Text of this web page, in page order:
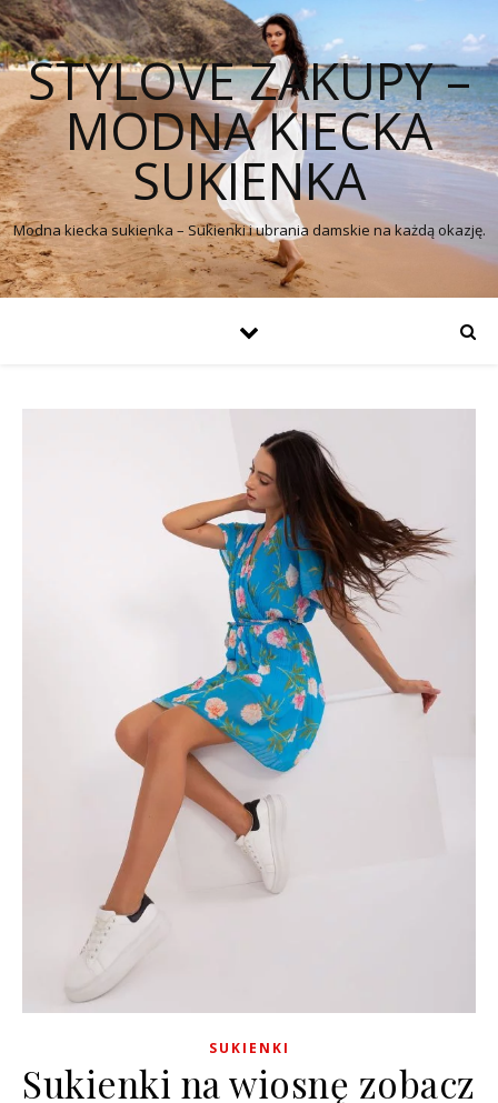
STYLOVE ZAKUPY –
MODNA KIECKA
SUKIENKA
Modna kiecka sukienka – Sukienki i ubrania damskie na każdą okazję.
SUKIENKI
Sukienki na wiosnę zobacz